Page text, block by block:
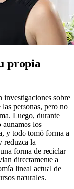
propia
investigaciones sobre
personas, pero no
Luego, durante
aunamos los
y todo tomó forma a
reduzca la
forma de reciclar
directamente a
lineal actual de
naturales.